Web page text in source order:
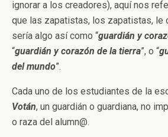
ignorar a los creadores), aquí nos
que las zapatistas, los zapatistas, le
sería algo así como “guardián y
“guardián y corazón de la tierra”, o “
del mundo”.
Cada uno de los estudiantes de la
Votán, un guardián o guardiana, no
o raza del alumn@.